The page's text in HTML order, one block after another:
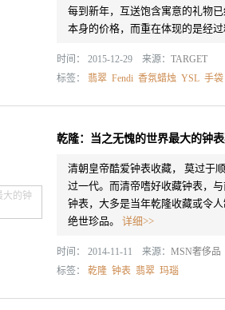
每到新年，互送饱含寓意的礼物
本身的价格，而重在体现的是经
时间： 2015-12-29 来源： TARGET
标签： 翡翠 Fendi 香氛蜡烛 YSL 手袋
乾隆：当之无愧的世界最大的钟
清朝皇帝酷爱钟表收藏， 莫过于
过一代。而清帝嗜好收藏钟表，
钟表，大多是当年乾隆收藏或令
绝世珍品。 详细>>
时间： 2014-11-11 来源： MSN奢侈品
标签： 乾隆 钟表 翡翠 玛瑙